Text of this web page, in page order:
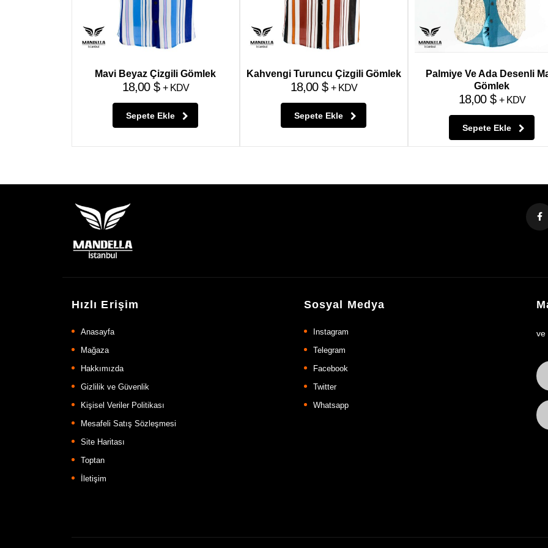
Mavi Beyaz Çizgili Gömlek
18,00 $ + KDV
Sepete Ekle
Kahvengi Turuncu Çizgili Gömlek
18,00 $ + KDV
Sepete Ekle
Palmiye Ve Ada Desenli
Gömlek
18,00 $ + KDV
Sepete Ekle
Hızlı Erişim
Anasayfa
Mağaza
Hakkımızda
Gizlilik ve Güvenlik
Kişisel Veriler Politikası
Mesafeli Satış Sözleşmesi
Site Haritası
Toptan
İletişim
Sosyal Medya
Instagram
Telegram
Facebook
Twitter
Whatsapp
ve